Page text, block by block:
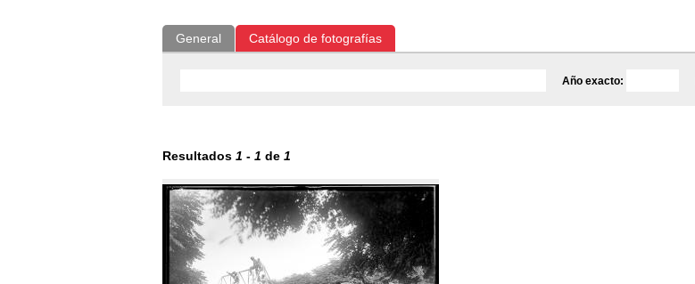
General Catálogo de fotografías
Año exacto:
Resultados 1 - 1 de 1